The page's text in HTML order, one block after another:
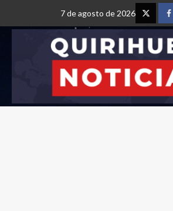
7 de agosto de 2026